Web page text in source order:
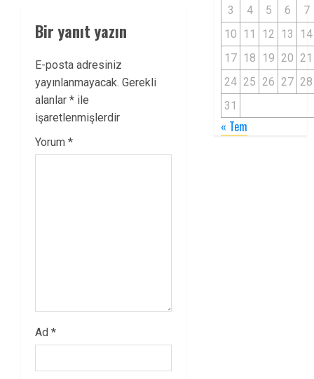
Bir yanıt yazın
E-posta adresiniz
yayınlanmayacak. Gerekli
alanlar * ile
işaretlenmişlerdir
Yorum *
Ad *
3 4 5 6
7
10 11 12 13
14
17 18 19 20 21
24 25 26 27 28
31
« Tem